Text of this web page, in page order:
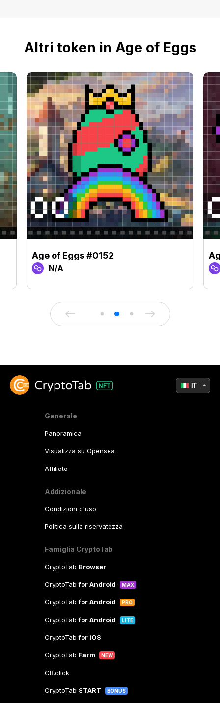
Altri token in Age of Eggs
Age of Eggs #0152
N/A
Generale
Panoramica
Visualizza su Opensea
Affiliato
Addizionale
Condizioni d'uso
Politica sulla riservatezza
Famiglia CryptoTab
CryptoTab Browser
CryptoTabfor Android MAX
CryptoTabfor Android PRO
CryptoTabfor Android LITE
CryptoTabfor iOS
CryptoTab Farm NEW
CB.click
CryptoTab START BONUS
IT